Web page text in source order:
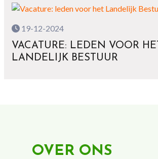
19-12-2024
VACATURE: LEDEN VOOR HET
LANDELIJK BESTUUR
OVER ONS